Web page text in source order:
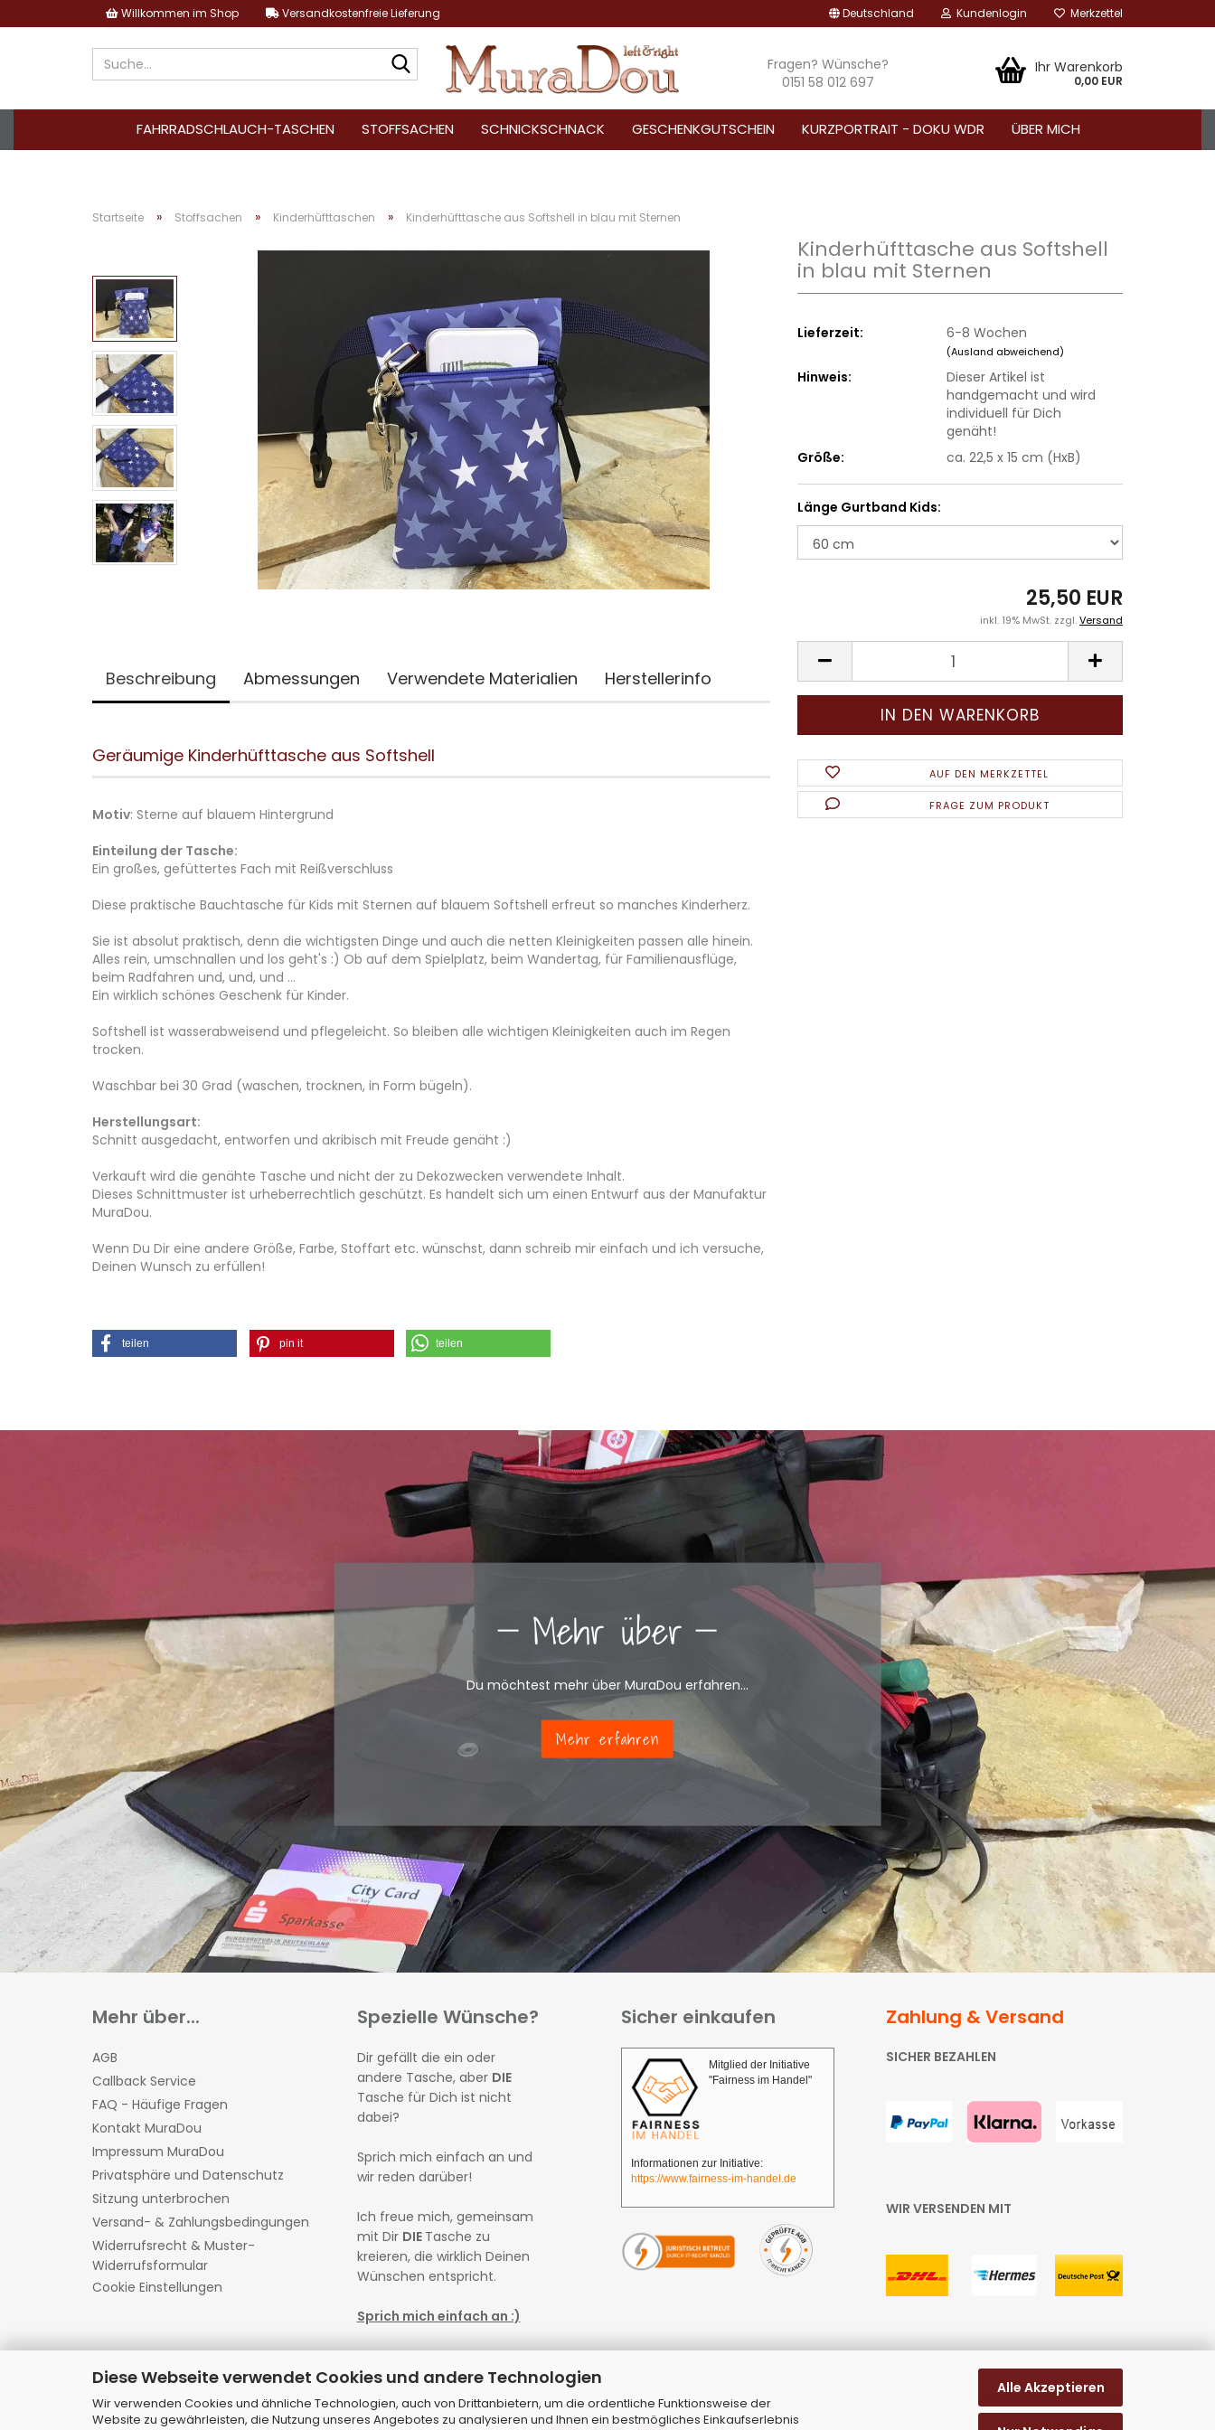
Diese Webseite verwendet Cookies und andere Technologien
Wir verwenden Cookies und ähnliche Technologien, auch von Drittanbietern, um die ordentliche Funktionsweise der
Website zu gewährleisten, die Nutzung unseres Angebotes zu analysieren und Ihnen ein bestmögliches Einkaufserlebnis
Alle Akzeptieren
Willkommen im Shop Versandkostenfreie Lieferung Deutschland Kundenlogin Merkzettel
Suche...
Fragen? Wünsche?
0151 58 012 697
Ihr Warenkorb
0,00 EUR
FAHRRADSCHLAUCH-TASCHEN STOFFSACHEN SCHNICKSCHNACK GESCHENKGUTSCHEIN KURZPORTRAIT - DOKU WDR ÜBER MICH
Startseite » Stoffsachen » Kinderhüfttaschen » Kinderhüfttasche aus Softshell in blau mit Sternen
Kinderhüfttasche aus Softshell
in blau mit Sternen
Lieferzeit: 6-8 Wochen
(Ausland abweichend)
Hinweis:
Dieser Artikel ist
handgemacht und wird
individuell für Dich
genäht!
Größe:
ca. 22,5 x 15 cm (HxB)
Länge Gurtband Kids:
25,50 EUR
inkl. 19% MwSt. zzgl.Versand
AUF DEN MERKZETTEL
FRAGE ZUM PRODUKT
Beschreibung Abmessungen Verwendete Materialien Herstellerinfo
Geräumige Kinderhüfttasche aus Softshell
Motiv: Sterne auf blauem Hintergrund
Einteilung der Tasche:
Ein großes, gefüttertes Fach mit Reißverschluss
Diese praktische Bauchtasche für Kids mit Sternen auf blauem Softshell erfreut so manches Kinderherz.
Sie ist absolut praktisch, denn die wichtigsten Dinge und auch die netten Kleinigkeiten passen alle hinein.
Alles rein, umschnallen und los geht's :) Ob auf dem Spielplatz, beim Wandertag, für Familienausflüge,
beim Radfahren und, und, und ...
Ein wirklich schönes Geschenk für Kinder.
Softshell ist wasserabweisend und pflegeleicht. So bleiben alle wichtigen Kleinigkeiten auch im Regen
trocken.
Waschbar bei 30 Grad (waschen, trocknen, in Form bügeln).
Herstellungsart:
Schnitt ausgedacht, entworfen und akribisch mit Freude genäht :)
Verkauft wird die genähte Tasche und nicht der zu Dekozwecken verwendete Inhalt.
Dieses Schnittmuster ist urheberrechtlich geschützt. Es handelt sich um einen Entwurf aus der Manufaktur
MuraDou.
Wenn Du Dir eine andere Größe, Farbe, Stoffart etc. wünschst, dann schreib mir einfach und ich versuche,
Deinen Wunsch zu erfüllen!
teilen pin it teilen
Mehr über
Du möchtest mehr über MuraDou erfahren...
Mehr erfahren
Mehr über...
AGB
Callback Service
FAQ - Häufige Fragen
Kontakt MuraDou
Impressum MuraDou
Privatsphäre und Datenschutz
Sitzung unterbrochen
Versand- & Zahlungsbedingungen
Widerrufsrecht & Muster-
Widerrufsformular
Cookie Einstellungen
Spezielle Wünsche?
Dir gefällt die ein oder
andere Tasche, aber DIE
Tasche für Dich ist nicht
dabei?
Sprich mich einfach an und
wir reden darüber!
Ich freue mich, gemeinsam
mit Dir DIE Tasche zu
kreieren, die wirklich Deinen
Wünschen entspricht.
Sprich mich einfach an :)
Sicher einkaufen
Mitglied der Initiative
"Fairness im Handel"
Informationen zur Initiative:
https://www.fairness-im-handel.de
Zahlung & Versand
SICHER BEZAHLEN
WIR VERSENDEN MIT